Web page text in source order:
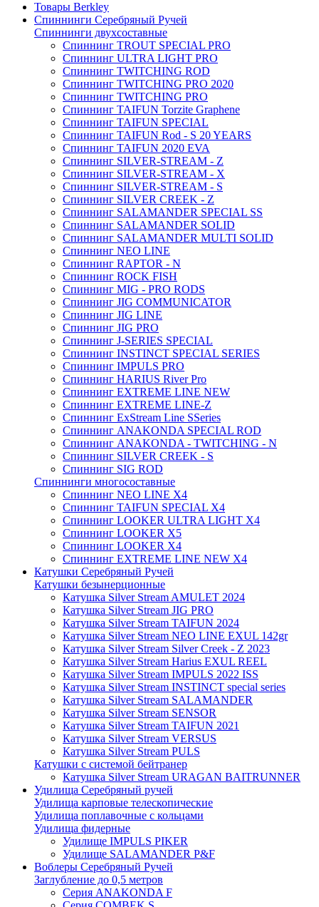
Товары Berkley
Спиннинги Серебряный Ручей
Спиннинги двухсоставные
Спиннинг TROUT SPECIAL PRO
Спиннинг ULTRA LIGHT PRO
Спиннинг TWITCHING ROD
Спиннинг TWITCHING PRO 2020
Спиннинг TWITCHING PRO
Спиннинг TAIFUN Torzite Graphene
Спиннинг TAIFUN SPECIAL
Спиннинг TAIFUN Rod - S 20 YEARS
Спиннинг TAIFUN 2020 EVA
Спиннинг SILVER-STREAM - Z
Спиннинг SILVER-STREAM - X
Спиннинг SILVER-STREAM - S
Спиннинг SILVER CREEK - Z
Спиннинг SALAMANDER SPECIAL SS
Спиннинг SALAMANDER SOLID
Спиннинг SALAMANDER MULTI SOLID
Спиннинг NEO LINE
Спиннинг RAPTOR - N
Спиннинг ROCK FISH
Спиннинг MIG - PRO RODS
Спиннинг JIG COMMUNICATOR
Спиннинг JIG LINE
Спиннинг JIG PRO
Спиннинг J-SERIES SPECIAL
Спиннинг INSTINCT SPECIAL SERIES
Спиннинг IMPULS PRO
Спиннинг HARIUS River Pro
Спиннинг EXTREME LINE NEW
Спиннинг EXTREME LINE-Z
Спиннинг ExStream Line SSeries
Спиннинг ANAKONDA SPECIAL ROD
Спиннинг ANAKONDA - TWITCHING - N
Спиннинг SILVER CREEK - S
Спиннинг SIG ROD
Спиннинги многосоставные
Спиннинг NEO LINE X4
Спиннинг TAIFUN SPECIAL X4
Спиннинг LOOKER ULTRA LIGHT X4
Спиннинг LOOKER X5
Спиннинг LOOKER X4
Спиннинг EXTREME LINE NEW X4
Катушки Серебряный Ручей
Катушки безынерционные
Катушка Silver Stream AMULET 2024
Катушка Silver Stream JIG PRO
Катушка Silver Stream TAIFUN 2024
Катушка Silver Stream NEO LINE EXUL 142gr
Катушка Silver Stream Silver Creek - Z 2023
Катушка Silver Stream Harius EXUL REEL
Катушка Silver Stream IMPULS 2022 ISS
Катушка Silver Stream INSTINCT special series
Катушка Silver Stream SALAMANDER
Катушка Silver Stream SENSOR
Катушка Silver Stream TAIFUN 2021
Катушка Silver Stream VERSUS
Катушка Silver Stream PULS
Катушки с системой бейтранер
Катушка Silver Stream URAGAN BAITRUNNER
Удилища Серебряный ручей
Удилища карповые телескопические
Удилища поплавочные с кольцами
Удилища фидерные
Удилище IMPULS PIKER
Удилище SALAMANDER P&F
Воблеры Серебряный Ручей
Заглубление до 0,5 метров
Серия ANAKONDA F